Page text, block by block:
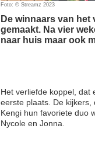
Foto: © Streamz 2023
De winnaars van
gemaakt. Na vier
naar huis maar ook
Het verliefde koppel, dat
eerste plaats. De
Kengi hun favoriete duo
Nycole en Jonna.